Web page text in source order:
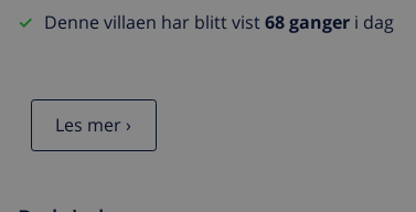
Denne villaen har blitt vist68 ganger i dag
Les mer ›